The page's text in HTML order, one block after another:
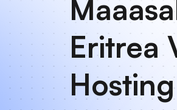
Eritrea
Hosting